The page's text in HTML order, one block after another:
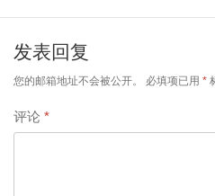
发表回复
您的邮箱地址不会被公开。 必填项已用 *
评论 *